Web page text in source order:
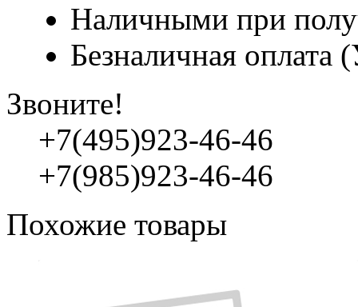
Наличными при
Безналичная
Звоните!
+7(495)923-46-46
+7(985)923-46-46
Похожие товары